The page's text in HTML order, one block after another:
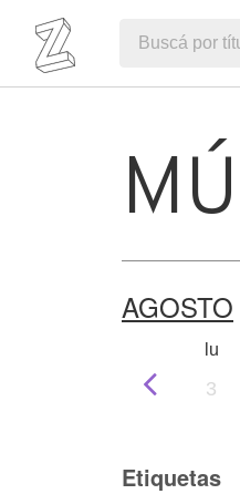
AGOSTO
lu
3
Etiquetas